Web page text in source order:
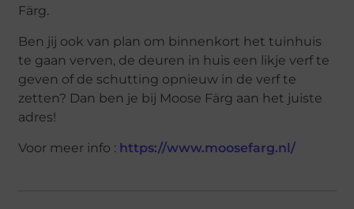
Färg.
Ben jij ook van plan om binnenkort het tuinhuis
te gaan verven, de deuren in huis een likje verf te
geven of de schutting opnieuw in de verf te
zetten? Dan ben je bij Moose Färg aan het juiste
adres!
Voor meer info : https://www.moosefarg.nl/